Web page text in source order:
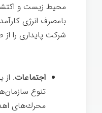
محیط‌ زیست و
بامصرف انرژی
شرکت پایداری را از
اجتماعات. از
تنوع
محرك‌های